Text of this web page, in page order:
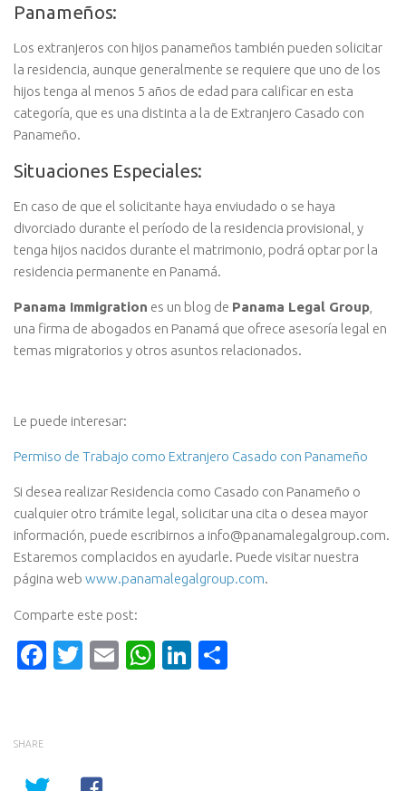
Panameños:
Los extranjeros con hijos panameños también pueden solicitar
la residencia, aunque generalmente se requiere que uno de los
hijos tenga al menos 5 años de edad para calificar en esta
categoría, que es una distinta a la de Extranjero Casado con
Panameño.
Situaciones Especiales:
En caso de que el solicitante haya enviudado o se haya
divorciado durante el período de la residencia provisional, y
tenga hijos nacidos durante el matrimonio, podrá optar por la
residencia permanente en Panamá.
Panama Immigration es un blog de Panama Legal Group
una firma de abogados en Panamá que ofrece asesoría legal en
temas migratorios y otros asuntos relacionados.
Le puede interesar:
Permiso de Trabajo como Extranjero Casado con Panameño
Si desea realizar Residencia como Casado con Panameño o
cualquier otro trámite legal, solicitar una cita o desea mayor
información, puede escribirnos a info@panamalegalgroup.com.
Estaremos complacidos en ayudarle. Puede visitar nuestra
página web www.panamalegalgroup.com.
Comparte este post:
Facebook
Twitter
EmailWhatsApp
LinkedIn
SHARE